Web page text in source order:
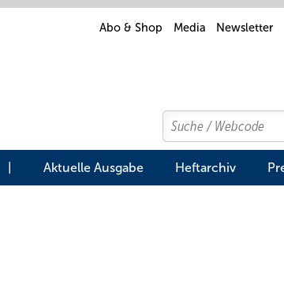
Abo & Shop Media Newsletter
Search
Suchen
Aktuelle Ausgabe Heftarchiv